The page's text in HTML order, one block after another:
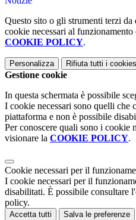
Questo sito o gli strumenti terzi
cookie necessari al
COOKIE POLICY.
Personalizza Rifiuta tutti i cookies
Gestione cookie
In questa schermata è possibile
I cookie necessari sono quelli che
piattaforma e non è possibile
Per conoscere quali sono i cookie
visionare la COOKIE POLICY.
Cookie necessari per il
I cookie necessari per il
disabilitati. È possibile consultare
policy.
Accetta tutti Salva le preferenze